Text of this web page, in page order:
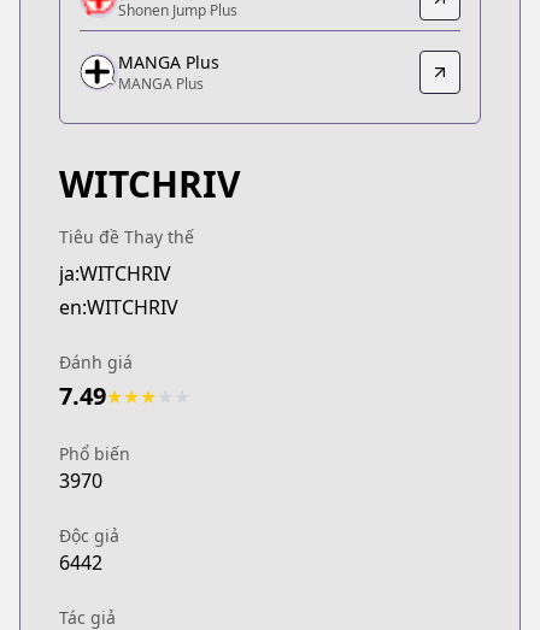
Shonen Jump Plus
https://shonenjumpplus.com/episode/
MANGA Plus
Shonen Jump Plus
MANGA Plus
MANGA Plus
WITCHRIV
Tiêu đề Thay thế
ja:WITCHRIV
en:WITCHRIV
Đánh giá
7.49★★★
Phổ biến
3970
Độc giả
6442
Tác giả